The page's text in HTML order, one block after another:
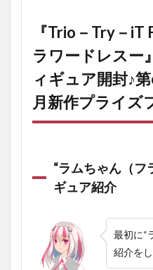
Figure
ーラ
ム・フ
ラワー
ドレス
ー』
《フリ
♪（2023
年6月新
ィギュ
ア）
1.1
『Trio－Try－
ラワードレスー
ィギュア開封♪
月新作プライズ
“ラムちゃん（フ
ギュア紹介
最初に“
紹介を